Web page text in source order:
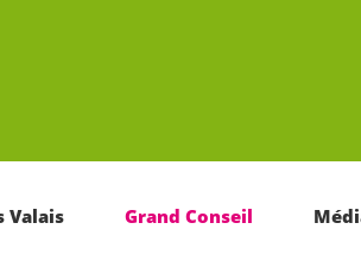
Valais Grand Conseil